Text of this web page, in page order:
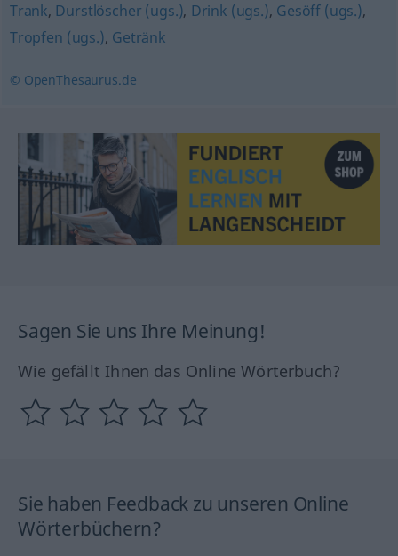
Trank, Durstlöscher (ugs.), Drink (ugs.), Gesöff (ugs.),
Tropfen (ugs.), Getränk
© OpenThesaurus.de
Sagen Sie uns Ihre Meinung!
Wie gefällt Ihnen das Online Wörterbuch?
Sie haben Feedback zu unseren Online
Wörterbüchern?